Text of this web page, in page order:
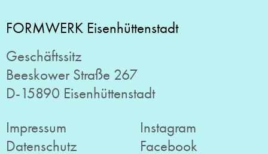
FORMWERK Eisenhüttenstadt
Geschäftssitz
Beeskower Straße 267
D-15890 Eisenhüttenstadt
Impressum
Datenschutz
Instagram
Facebook